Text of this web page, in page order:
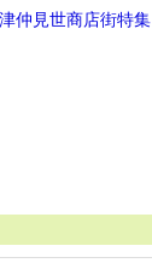
仲見世商店街特集